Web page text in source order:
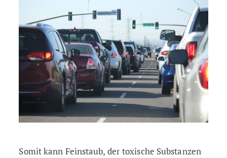
Somit kann Feinstaub, der toxische Substanzen